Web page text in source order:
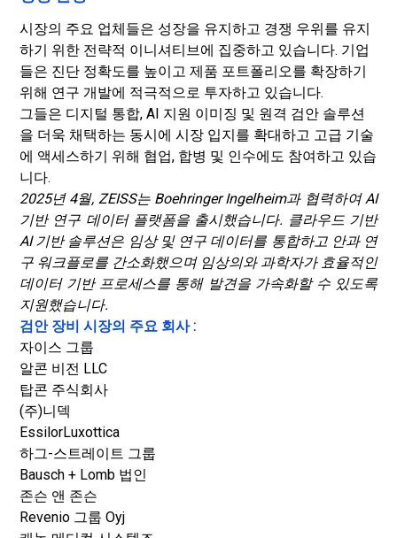
시장의 주요 업체들은 성장을 유지하고 경쟁 우위를 유지
하기 위한 전략적 이니셔티브에 집중하고 있습니다. 기업
들은 진단 정확도를 높이고 제품 포트폴리오를 확장하기
위해 연구 개발에 적극적으로 투자하고 있습니다.
그들은 디지털 통합, AI 지원 이미징 및 원격 검안 솔루션
을 더욱 채택하는 동시에 시장 입지를 확대하고 고급 기술
에 액세스하기 위해 협업, 합병 및 인수에도 참여하고 있습
니다.
2025년 4월, ZEISS는 Boehringer Ingelheim과 협력하여 AI
기반 연구 데이터 플랫폼을 출시했습니다. 클라우드 기반
AI 기반 솔루션은 임상 및 연구 데이터를 통합하고 안과 연
구 워크플로를 간소화했으며 임상의와 과학자가 효율적인
데이터 기반 프로세스를 통해 발견을 가속화할 수 있도록
지원했습니다.
검안 장비 시장의 주요 회사 :
자이스 그룹
알콘 비전 LLC
탑콘 주식회사
(주)니덱
EssilorLuxottica
하그-스트레이트 그룹
Bausch + Lomb 법인
존슨 앤 존슨
Revenio 그룹 Oyj